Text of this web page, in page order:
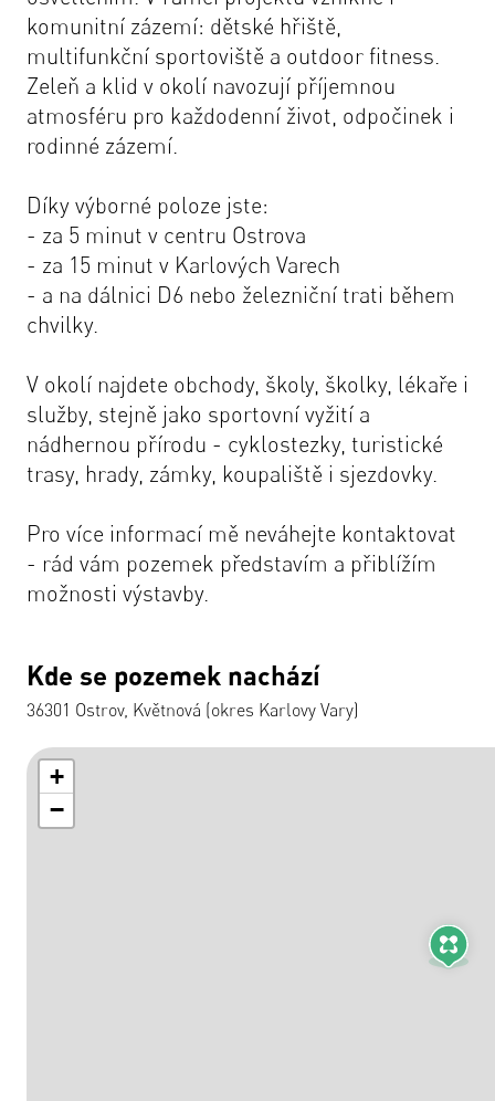
komunitní zázemí: dětské hřiště,
multifunkční sportoviště a outdoor fitness.
Zeleň a klid v okolí navozují příjemnou
atmosféru pro každodenní život, odpočinek i
rodinné zázemí.
Díky výborné poloze jste:
- za 5 minut v centru Ostrova
- za 15 minut v Karlových Varech
- a na dálnici D6 nebo železniční trati během
chvilky.
V okolí najdete obchody, školy, školky, lékaře i
služby, stejně jako sportovní vyžití a
nádhernou přírodu - cyklostezky, turistické
trasy, hrady, zámky, koupaliště i sjezdovky.
Pro více informací mě neváhejte kontaktovat
- rád vám pozemek představím a přiblížím
možnosti výstavby.
Kde se pozemek nachází
36301 Ostrov, Květnová (okres Karlovy Vary)
+
−